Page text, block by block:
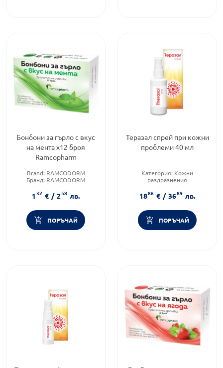
Бонбони за гърло с вкус
на мента х12 броя
Ramcopharm
Brand: RAMCODORM
Бранд: RAMCODORM
деца
132 € / 258 лв.
ПОРЪЧАЙ
Теразал спрей при кожни
проблеми 40 мл
Категория: Кожни
раздразнения
Приложение:дермално
1886 € / 3689 лв.
ПОРЪЧАЙ